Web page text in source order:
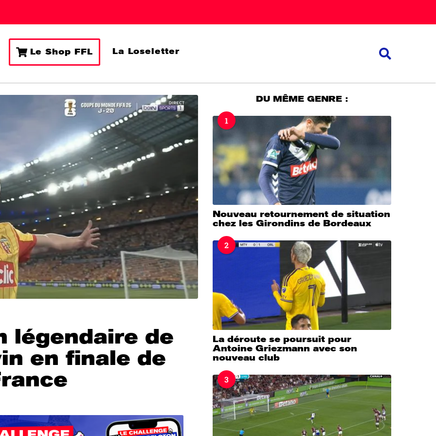
Le Shop FFL La Loseletter
légendaire de
en finale de
DU MÊME GENRE :
1
Nouveau retournement de situation
chez les Girondins de Bordeaux
2
La déroute se poursuit pour
Antoine Griezmann avec son
nouveau club
3